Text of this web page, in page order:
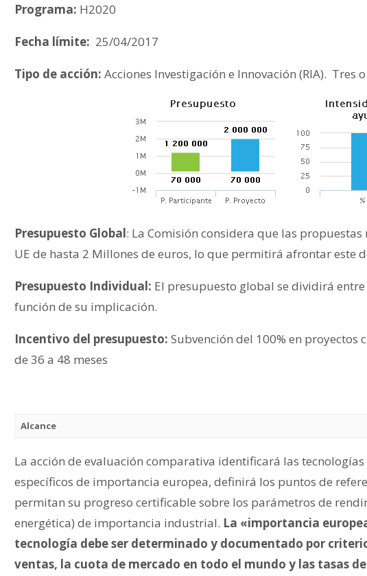
Programa: H2020
Fecha límite: 25/04/2017
Tipo de acción: Acciones Investigación e Innovación (RIA). Tres
Presupuesto Global: La Comisión considera que las
UE de hasta 2 Millones de euros, lo que permitirá afrontar este
Presupuesto Individual: El presupuesto global se dividirá
función de su implicación.
Incentivo del presupuesto: Subvención del 100% en
de 36 a 48 meses
Alcance
La acción de evaluación comparativa identificará las
específicos de importancia europea, definirá los puntos de
permitan su progreso certificable sobre los parámetros de
energética) de importancia industrial. La «importancia
tecnología debe ser determinado y documentado por
ventas, la cuota de mercado en todo el mundo y las tasas